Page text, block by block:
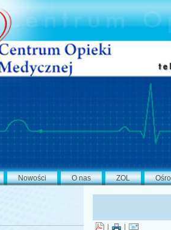
Nowości O nas ZOL